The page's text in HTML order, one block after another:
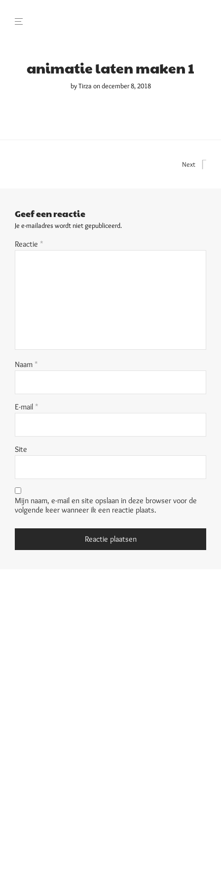
animatie laten maken 1
byTirza on december 8, 2018
Next
Geef een reactie
Je e-mailadres wordt niet gepubliceerd.
Reactie *
Naam *
E-mail *
Site
Mijn naam, e-mail en site opslaan in deze browser voor de
volgende keer wanneer ik een reactie plaats.